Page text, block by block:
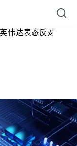
伟达表态反对